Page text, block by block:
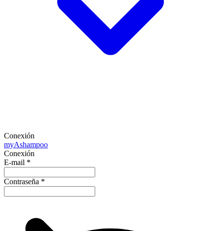
Conexión
myAshampoo
Conexión
E-mail *
Contraseña *